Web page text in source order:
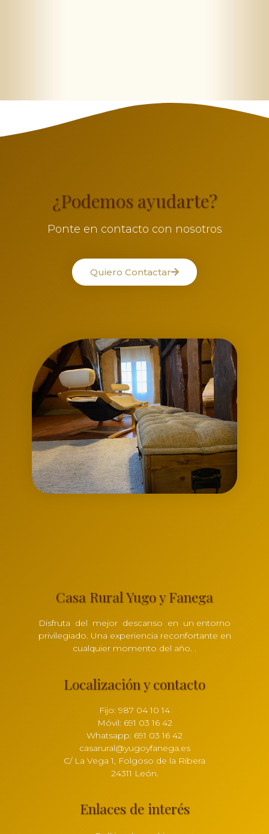
¿Podemos ayudarte?
Ponte en contacto con nosotros
Quiero Contactar
Casa Rural Yugo y Fanega
Disfruta del mejor descanso en un entorno
privilegiado. Una experiencia reconfortante en
cualquier momento del año. .
Localización y contacto
Fijo: 987 04 10 14
Móvil: 691 03 16 42
Whatsapp: 691 03 16 42
casarural@yugoyfanega.es
C/ La Vega 1, Folgoso de la Ribera
24311 León.
Enlaces de interés